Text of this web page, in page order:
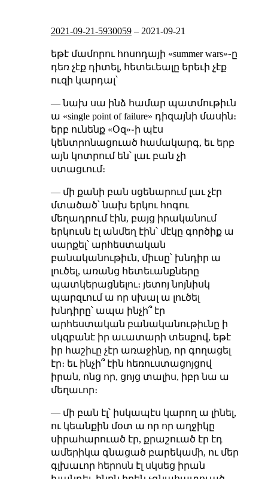
2021-09-21-5930059– 2021-09-21
եթէ մամորու հոսոդայի «summer wars»֊ը
դեռ չէք դիտել, հետեւեալը երեւի չէք
ուզի կարդալ՝
— նախ սա ինձ համար պատմութիւն
ա «single point of failure» դիզայնի մասին։
երբ ունենք «Օզ»֊ի պէս
կենտրոնացուած համակարգ, եւ երբ
այն կոտրում են՝ լաւ բան չի
ստացւում։
— մի քանի բան սցենարում լաւ չէր
մտածած՝ նախ երկու հոգու
մեղադրում էին, բայց իրականում
երկուսն էլ անմեղ էին՝ մէկը գործիք ա
սարքել՝ արհեստական
բանականութիւն, միւսը՝ խնդիր ա
լուծել, առանց հետեւանքները
պատկերացնելու։ յետոյ նոյնիսկ
պարզւում ա որ սխալ ա լուծել
խնդիրը՝ ապա ինչի՞ էր
արհեստական բանականութիւնը ի
սկզբանէ իր աւատարի տեսքով, եթէ
իր հաշիւը չէր առաջինը, որ գողացել
էր։ եւ ինչի՞ էին հեռուստացոյցով
իրան, ոնց որ, ցոյց տալիս, իբր նա ա
մեղաւոր։
— մի բան էլ՝ իսկապէս կարող ա լինել,
ու կեանքին մօտ ա որ որ աղջիկը
սիրահարուած էր, քրաշուած էր էդ
ամերիկա գնացած բարեկամի, ու մեր
գլխաւոր հերոսն էլ սկսեց իրան